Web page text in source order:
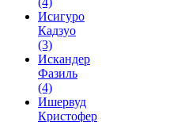
Исигуро
Кадзуо
(3)
Искандер
Фазиль
(4)
Ишервуд
Кристофер